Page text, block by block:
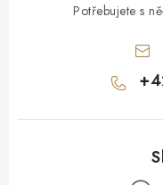
Potřebujete s